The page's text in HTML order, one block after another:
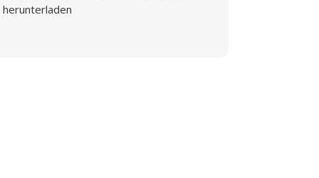
herunterladen